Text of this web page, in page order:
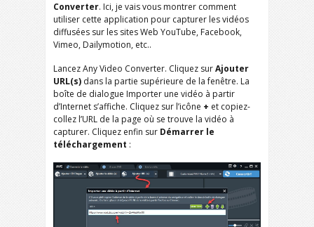
Converter. Ici, je vais vous montrer comment
utiliser cette application pour capturer les vidéos
diffusées sur les sites Web YouTube, Facebook,
Vimeo, Dailymotion, etc..
Lancez Any Video Converter. Cliquez surAjouter
URL(s) dans la partie supérieure de la fenêtre. La
boîte de dialogue Importer une vidéo à partir
d’Internet s’affiche. Cliquez sur l’icône + et copiez-
collez l’URL de la page où se trouve la vidéo à
capturer. Cliquez enfin sur Démarrer le
téléchargement :